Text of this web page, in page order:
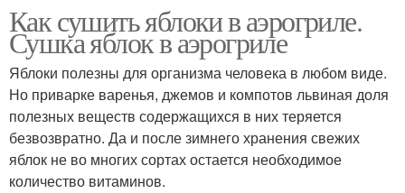
Как сушить яблоки в аэрогриле.
Сушка яблок в аэрогриле
Яблоки полезны для организма человека в любом виде.
Но приварке варенья, джемов и компотов львиная доля
полезных веществ содержащихся в них теряется
безвозвратно. Да и после зимнего хранения свежих
яблок не во многих сортах остается необходимое
количество витаминов.